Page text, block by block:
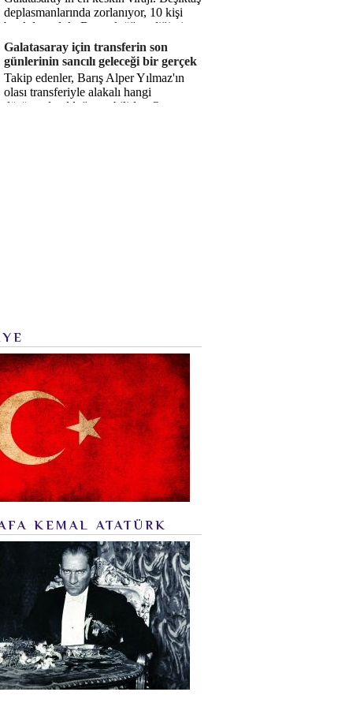
deplasmanlarında zorlanıyor, 10 kişi
bırakılıyorduk. Bu artık öğrendiğimiz
bir gerçek. Sane...
Galatasaray için transferin son
günlerinin sancılı geleceği bir gerçek
Takip edenler, Barış Alper Yılmaz'ın
olası transferiyle alakalı hangi
düşüncede olduğumu bilirler. O
KEMAL ATATÜRK